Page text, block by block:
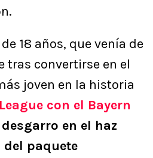
18 años, que venía de
tras convertirse en el
joven en la historia
con el Bayern
desgarro en el haz
paquete